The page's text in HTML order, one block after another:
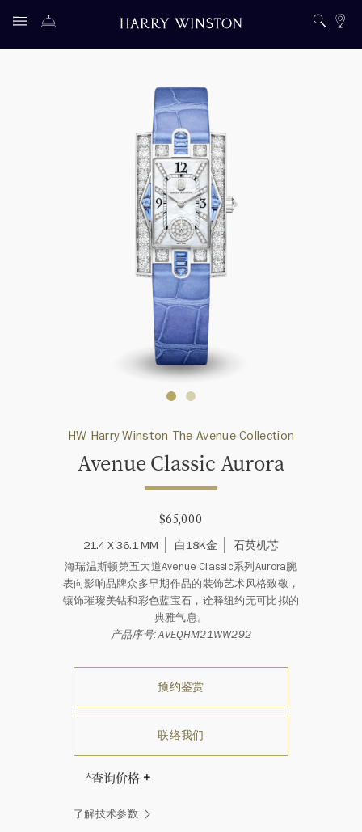
HW Harry Winston The Avenue Collection
Avenue Classic Aurora
$65,000
21.4 X 36.1 MM
白18K金 石英机芯
海瑞温斯顿第五大道Avenue Classic系列Aurora腕
表向影响品牌众多早期作品的装饰艺术风格致敬，
镶饰璀璨美钻和彩色蓝宝石，诠释纽约无可比拟的
典雅气息。
产品序号: AVEQHM21WW292
预约鉴赏
联络我们
*查询价格
有两颗相同的钻石。” 海瑞温斯顿的
了解技术参数